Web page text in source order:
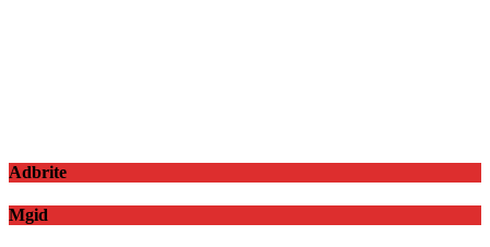
Adbrite
Mgid